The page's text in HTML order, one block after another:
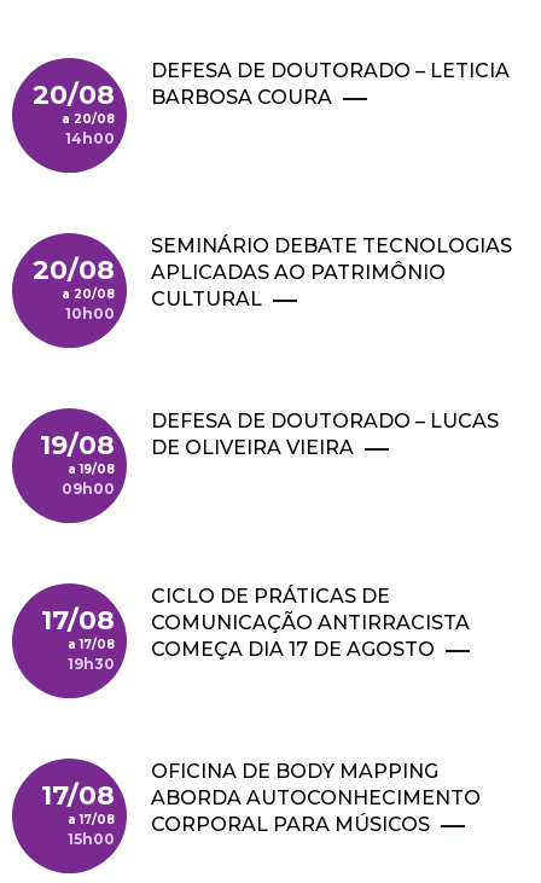
20/08
20/08
14h00
DEFESA DE DOUTORADO – LETICIA
BARBOSA COURA
20/08
20/08
10h00
SEMINÁRIO DEBATE TECNOLOGIAS
APLICADAS AO PATRIMÔNIO
CULTURAL
19/08
19/08
09h00
DEFESA DE DOUTORADO – LUCAS
DE OLIVEIRA VIEIRA
17/08
17/08
19h30
CICLO DE PRÁTICAS DE
COMUNICAÇÃO ANTIRRACISTA
COMEÇA DIA 17 DE AGOSTO
17/08
17/08
15h00
OFICINA DE BODY MAPPING
ABORDA AUTOCONHECIMENTO
CORPORAL PARA MÚSICOS